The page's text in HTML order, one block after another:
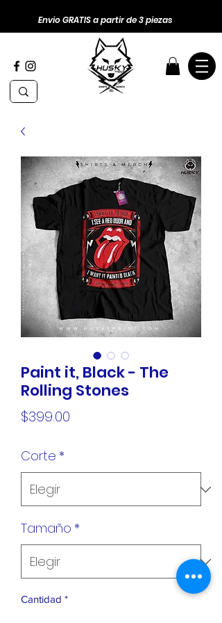
Envio GRATIS a partir de 3 piezas
Paint it, Black - The
Rolling Stones
$399.00
Corte *
Tamaño *
Cantidad *